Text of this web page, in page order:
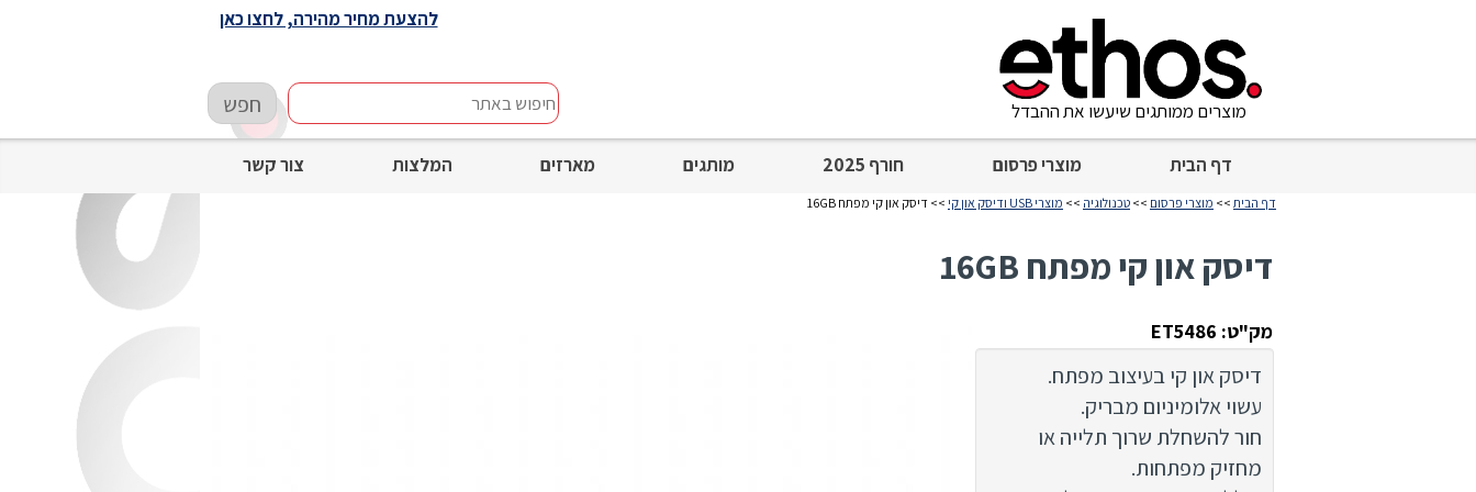
דף הבית מוצרי פרסום חורף 2025 מותגים מארזים המלצות צור קשר
חיפוש
באתר
חפש מוצרים ממותגים שיעשו את ההבדל
להצעת מחיר מהירה, לחצו כאן
דף הבית >> מוצרי פרסום >> טכנולוגיה >> מוצרי USB ודיסק און קי >> דיסק און קי מפתח 16GB
דיסק און קי מפתח 16GB
מק"ט: ET5486
דיסק און קי בעיצוב מפתח.
עשוי אלומיניום מבריק.
חור להשחלת שרוך תלייה או
מחזיק מפתחות.